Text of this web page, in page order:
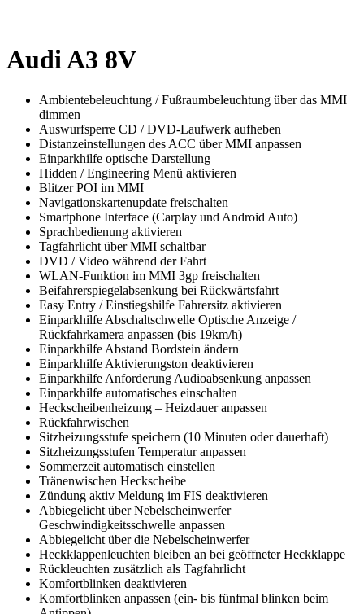
Audi A3 8V
Ambientebeleuchtung / Fußraumbeleuchtung über das MMI
dimmen
Auswurfsperre CD / DVD-Laufwerk aufheben
Distanzeinstellungen des ACC über MMI anpassen
Einparkhilfe optische Darstellung
Hidden / Engineering Menü aktivieren
Blitzer POI im MMI
Navigationskartenupdate freischalten
Smartphone Interface (Carplay und Android Auto)
Sprachbedienung aktivieren
Tagfahrlicht über MMI schaltbar
DVD / Video während der Fahrt
WLAN-Funktion im MMI 3gp freischalten
Beifahrerspiegelabsenkung bei Rückwärtsfahrt
Easy Entry / Einstiegshilfe Fahrersitz aktivieren
Einparkhilfe Abschaltschwelle Optische Anzeige /
Rückfahrkamera anpassen (bis 19km/h)
Einparkhilfe Abstand Bordstein ändern
Einparkhilfe Aktivierungston deaktivieren
Einparkhilfe Anforderung Audioabsenkung anpassen
Einparkhilfe automatisches einschalten
Heckscheibenheizung – Heizdauer anpassen
Rückfahrwischen
Sitzheizungsstufe speichern (10 Minuten oder dauerhaft)
Sitzheizungsstufen Temperatur anpassen
Sommerzeit automatisch einstellen
Tränenwischen Heckscheibe
Zündung aktiv Meldung im FIS deaktivieren
Abbiegelicht über Nebelscheinwerfer
Geschwindigkeitsschwelle anpassen
Abbiegelicht über die Nebelscheinwerfer
Heckklappenleuchten bleiben an bei geöffneter Heckklappe
Rückleuchten zusätzlich als Tagfahrlicht
Komfortblinken deaktivieren
Komfortblinken anpassen (ein- bis fünfmal blinken beim